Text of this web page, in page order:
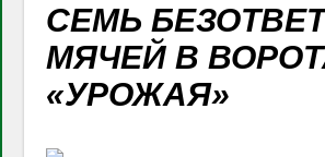
СЕМЬ
МЯЧЕЙ В
«УРОЖАЯ»